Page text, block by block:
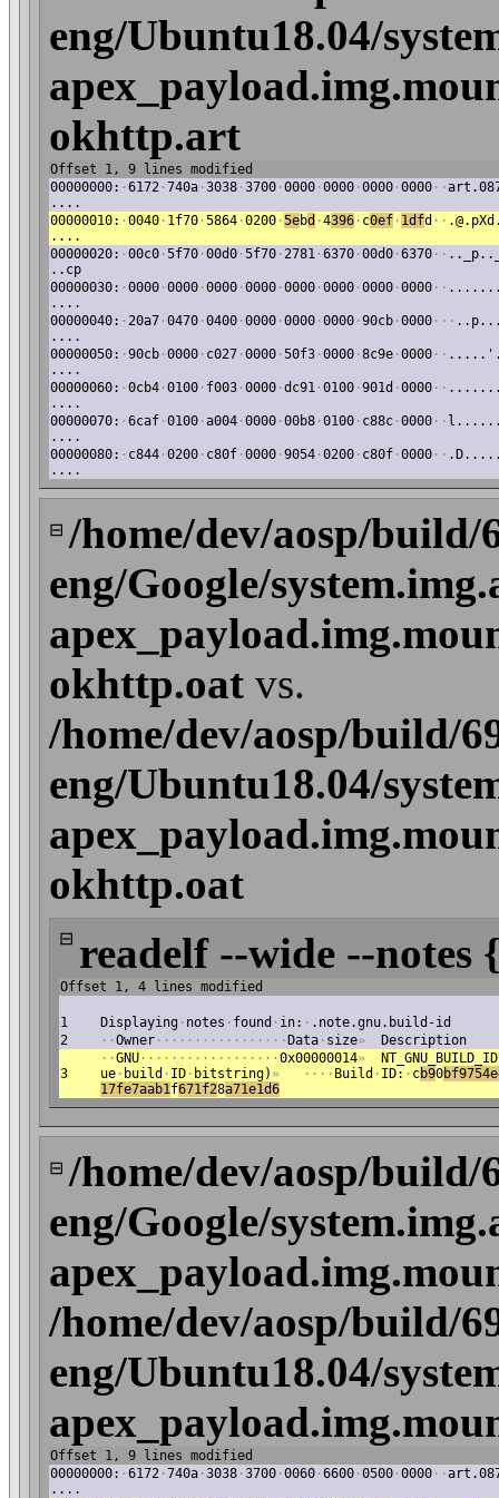
eng/Ubuntu18.04/
okhttp.art
Offset 1, 9 lines modified
00000000: ·6172 ·740a ·3038 ·3700 ·0000 ·0000 ·0000 ·0000 · ·
....
00000010: ·0040 · 1f70 ·5864 ·0200 ·5ebd ·4396 · c0ef · 1dfd · ·
....
00000020: ·00c0 ·5f70 ·00d0 ·5f70 ·2781 ·6370 ·00d0 ·6370 · ·
..cp
00000030: ·0000 ·0000 ·0000 ·0000 ·0000 ·0000 ·0000 ·0000 · ·
....
00000040: ·20a7 ·0470 ·0400 ·0000 ·0000 ·0000 ·90cb ·0000 · · ·
....
00000050: ·90cb ·0000 · c027 ·0000 ·50f3 ·0000 ·8c9e ·0000 · ·
....
00000060: ·0cb4 ·0100 · f003 ·0000 ·dc91 ·0100 ·901d ·0000 · ·
....
00000070: ·6caf ·0100 ·a004 ·0000 ·00b8 ·0100 · c88c ·0000 · ·
....
00000080: · c844 ·0200 · c80f ·0000 ·9054 ·0200 · c80f ·0000 · ·
....
⊟ /home/dev/aosp/build/
eng/Google/
okhttp.oat vs.
/home/dev/aosp/build/
eng/Ubuntu18.04/
okhttp.oat
⊟ readelf --wide --notes
Offset 1, 4 lines modified
1 Displaying · notes · found · in: · .note.gnu.build-id
2
· ·Owner · · · · · · · · · · · · · · · · · Data · size» Description
3
· ·GNU · · · · · · · · · · · · · · · · · ·0x00000014» NT_GNU_BUILD_ID
ue · build · ID · bitstring) » · · · · Build · ID: · cb90
17fe7aab1f671f28a71e1d6
⊟ /home/dev/aosp/build/
eng/Google/
/home/dev/aosp/build/
eng/Ubuntu18.04/
Offset 1, 9 lines modified
00000000: ·6172 ·740a ·3038 ·3700 ·0060 ·6600 ·0500 ·0000 · ·
....